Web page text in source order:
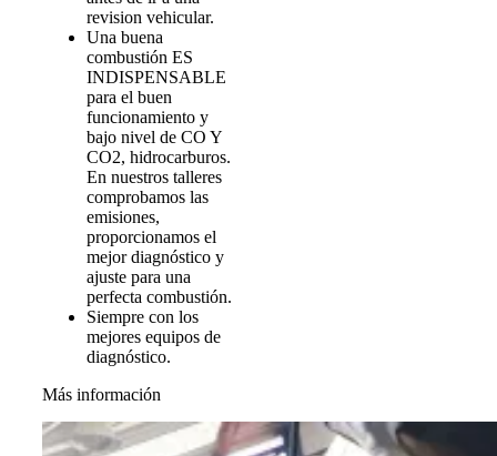
revision vehicular.
Una buena
combustión ES
INDISPENSABLE
para el buen
funcionamiento y
bajo nivel de CO Y
CO2, hidrocarburos.
En nuestros talleres
comprobamos las
emisiones,
proporcionamos el
mejor diagnóstico y
ajuste para una
perfecta combustión.
Siempre con los
mejores equipos de
diagnóstico.
Más información